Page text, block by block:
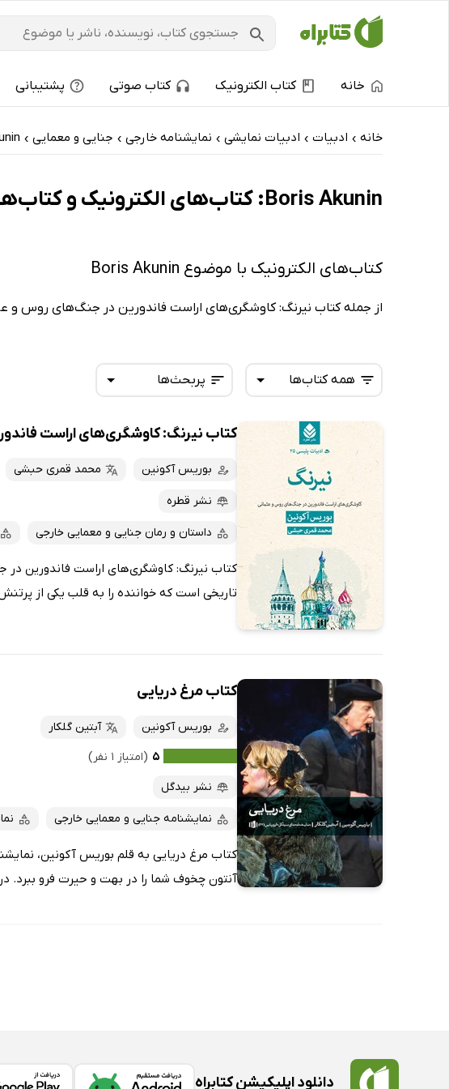
خانه کتاب الکترونیک کتاب صوتی پشتیبانی
خانه › ادبیات › ادبیات نمایشی › نمایشنامه خارجی › جنایی و معمایی ›
Boris Akunin: کتاب‌های الکترونیک و کتاب‌های صوتی - پربحث‌ها
کتاب‌های الکترونیک با موضوع Boris Akunin
از جمله کتاب نیرنگ: کاوشگری‌های اراست فاندورین در جنگ‌های روس و
پربحث‌ها
تازه‌ها
داغ‌ترین‌ها
پرفروش‌ها
پربحث‌ها
همه کتاب‌ها
همه کتاب‌ها
کتاب‌های صوتی
کتاب‌های متنی
کتاب نیرنگ: کاوشگری‌های اراست
بوریس آکونین محمد قمری حبشی
نشر قطره
داستان و رمان جنایی و معمایی خارجی
کتاب نیرنگ: کاوشگری‌های اراست فاندورین در
تاریخی است که خواننده را به قلب یکی از
کتاب مرغ دریایی
بوریس آکونین
آبتین گلکار
۵ (امتیاز ۱ نفر)
نشر بیدگل
نمایشنامه جنایی و معمایی خارجی
کتاب مرغ دریایی به قلم بوریس آکونین،
آنتون چخوف شما را در بهت و حیرت فرو ‌ببرد.
دانلود اپلیکیشن کتابراه